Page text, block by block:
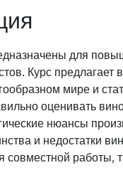
для
Курс
мире и
оценивать
нюансы
и недостатки
работы,